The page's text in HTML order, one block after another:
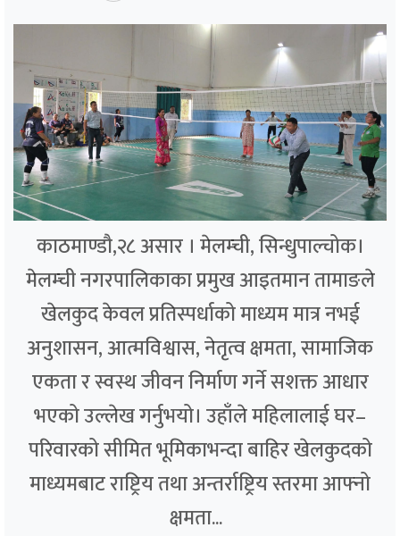
काठमाण्डौ,२८ असार । मेलम्ची, सिन्धुपाल्चोक।
मेलम्ची नगरपालिकाका प्रमुख आइतमान तामाङले
खेलकुद केवल प्रतिस्पर्धाको माध्यम मात्र नभई
अनुशासन, आत्मविश्वास, नेतृत्व क्षमता, सामाजिक
एकता र स्वस्थ जीवन निर्माण गर्ने सशक्त आधार
भएको उल्लेख गर्नुभयो। उहाँले महिलालाई घर–
परिवारको सीमित भूमिकाभन्दा बाहिर खेलकुदको
माध्यमबाट राष्ट्रिय तथा अन्तर्राष्ट्रिय स्तरमा आफ्नो
क्षमता...